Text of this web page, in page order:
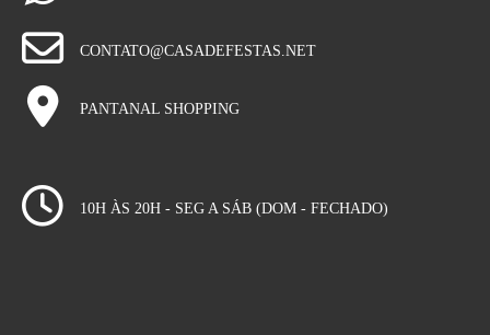
CONTATO@CASADEFESTAS.NET
PANTANAL SHOPPING
10H ÀS 20H - SEG A SÁB (DOM - FECHADO)